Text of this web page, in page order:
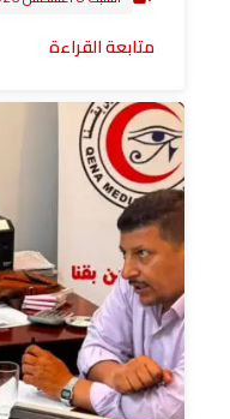
متابعة القراءة